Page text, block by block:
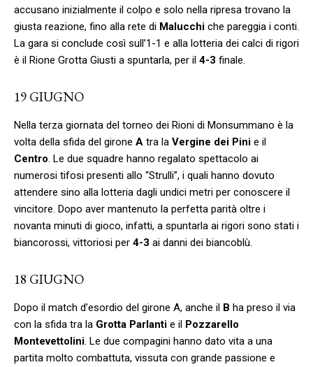
accusano inizialmente il colpo e solo nella ripresa trovano la
giusta reazione, fino alla rete di Malucchi che pareggia i conti.
La gara si conclude così sull’1-1 e alla lotteria dei calci di rigori
è il Rione Grotta Giusti a spuntarla, per il 4-3 finale.
19 GIUGNO
Nella terza giornata del torneo dei Rioni di Monsummano è la
volta della sfida del girone A tra la Vergine dei Pini e il
Centro. Le due squadre hanno regalato spettacolo ai
numerosi tifosi presenti allo “Strulli”, i quali hanno dovuto
attendere sino alla lotteria dagli undici metri per conoscere il
vincitore. Dopo aver mantenuto la perfetta parità oltre i
novanta minuti di gioco, infatti, a spuntarla ai rigori sono stati i
biancorossi, vittoriosi per 4-3 ai danni dei biancoblù.
18 GIUGNO
Dopo il match d’esordio del girone A, anche il B ha preso il via
con la sfida tra la Grotta Parlanti e il Pozzarello
Montevettolini. Le due compagini hanno dato vita a una
partita molto combattuta, vissuta con grande passione e